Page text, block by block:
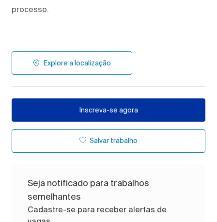
processo.
Explore a localização
Inscreva-se agora
Salvar trabalho
Seja notificado para trabalhos
semelhantes
Cadastre-se para receber alertas de